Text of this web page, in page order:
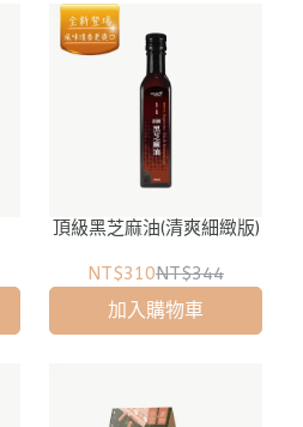
頂級黑芝麻油(清爽細緻版)
NT$310NT$344
加入購物車